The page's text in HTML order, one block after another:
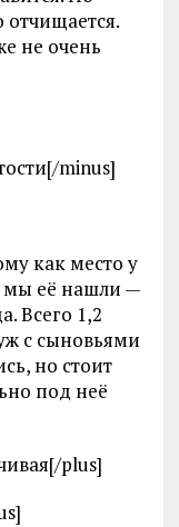
отчищается.
не очень
minus]
как место у
мы её нашли —
Всего 1,2
с сыновьями
но стоит
под неё
plus]